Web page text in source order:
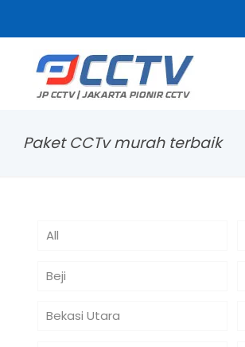
Paket CCTv murah terbaik
All
Beji
Bekasi Utara